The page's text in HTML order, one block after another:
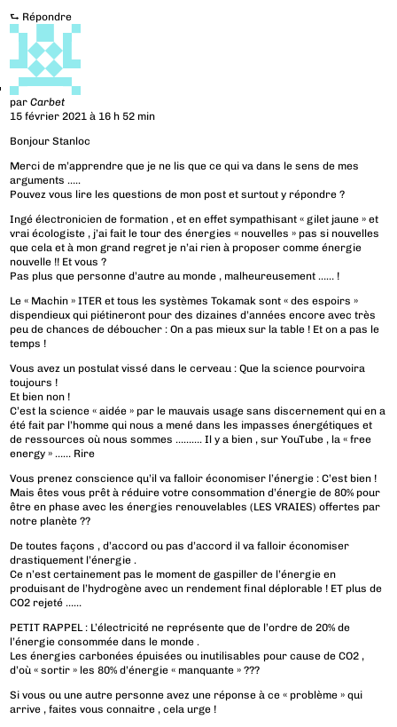
⮑ Répondre
parCarbet
15 février 2021 à 16 h 52 min
Bonjour Stanloc
Merci de m’apprendre que je ne lis que ce qui va dans le sens de mes
arguments …..
Pouvez vous lire les questions de mon post et surtout y répondre ?
Ingé électronicien de formation , et en effet sympathisant « gilet jaune » et
vrai écologiste , j’ai fait le tour des énergies « nouvelles » pas si nouvelles
que cela et à mon grand regret je n’ai rien à proposer comme énergie
nouvelle !! Et vous ?
Pas plus que personne d’autre au monde , malheureusement …… !
Le « Machin » ITER et tous les systèmes Tokamak sont « des espoirs »
dispendieux qui piétineront pour des dizaines d’années encore avec très
peu de chances de déboucher : On a pas mieux sur la table ! Et on a pas le
temps !
Vous avez un postulat vissé dans le cerveau : Que la science pourvoira
toujours !
Et bien non !
C’est la science « aidée » par le mauvais usage sans discernement qui en a
été fait par l’homme qui nous a mené dans les impasses énergétiques et
de ressources où nous sommes ………. Il y a bien , sur YouTube , la « free
energy » …… Rire
Vous prenez conscience qu’il va falloir économiser l’énergie : C’est bien !
Mais êtes vous prêt à réduire votre consommation d’énergie de 80% pour
être en phase avec les énergies renouvelables (LES VRAIES) offertes par
notre planète ??
De toutes façons , d’accord ou pas d’accord il va falloir économiser
drastiquement l’énergie .
Ce n’est certainement pas le moment de gaspiller de l’énergie en
produisant de l’hydrogène avec un rendement final déplorable ! ET plus de
CO2 rejeté ……
PETIT RAPPEL : L’électricité ne représente que de l’ordre de 20% de
l’énergie consommée dans le monde .
Les énergies carbonées épuisées ou inutilisables pour cause de CO2 ,
d’où « sortir » les 80% d’énergie « manquante » ???
Si vous ou une autre personne avez une réponse à ce « problème » qui
arrive , faites vous connaitre , cela urge !